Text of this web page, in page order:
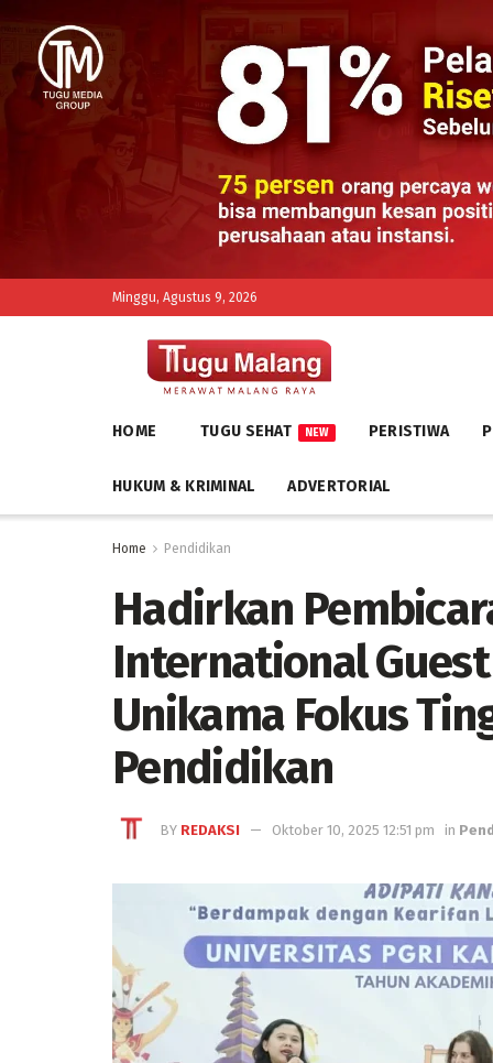
Minggu, Agustus 9, 2026
HOME TUGU SEHAT NEW PERISTIWA
HUKUM & KRIMINAL ADVERTORIAL
Home Pendidikan
Hadirkan
International Guest
Unikama Fokus
Pendidikan
BY REDAKSI Oktober 10, 2025 12:51 pm in